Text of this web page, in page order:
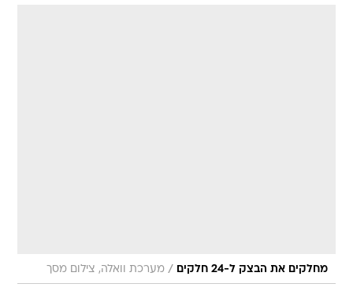
מחלקים את הבצק ל-24 חלקים / מערכת וואלה, צילום מסך